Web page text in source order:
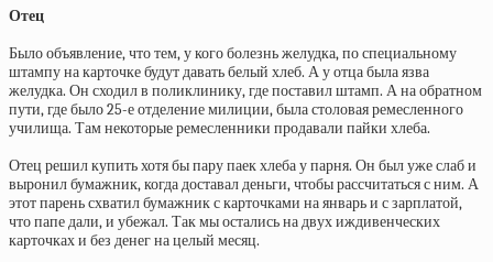
Отец
Было объявление, что тем, у кого болезнь желудка, по специальному
штампу на карточке будут давать белый хлеб. А у отца была язва
желудка. Он сходил в поликлинику, где поставил штамп. А на обратном
пути, где было 25-е отделение милиции, была столовая ремесленного
училища. Там некоторые ремесленники продавали пайки хлеба.
Отец решил купить хотя бы пару паек хлеба у парня. Он был уже слаб и
выронил бумажник, когда доставал деньги, чтобы рассчитаться с ним. А
этот парень схватил бумажник с карточками на январь и с зарплатой,
что папе дали, и убежал. Так мы остались на двух иждивенческих
карточках и без денег на целый месяц.